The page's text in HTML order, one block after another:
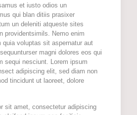
et iusto odios un
qui blan ditiis prasixer
un deleniti atqueste sites
providentsimils. Nemo enim
quia voluptas sit aspernatur aut
magni dolores eos qui
sequi nesciunt. Lorem ipsum
adipiscing elit, sed diam non
tincidunt ut laoreet, dolore
sit amet, consectetur adipiscing